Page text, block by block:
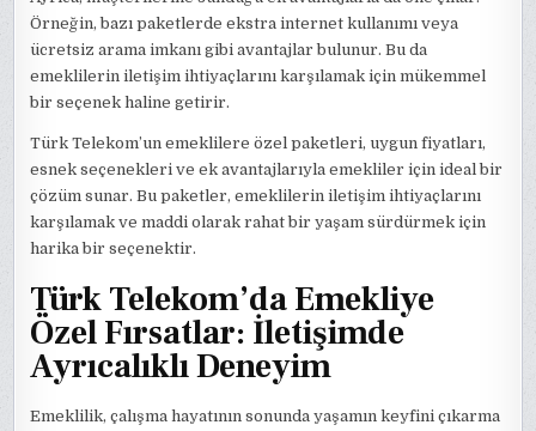
Örneğin, bazı paketlerde ekstra internet kullanımı veya
ücretsiz arama imkanı gibi avantajlar bulunur. Bu da
emeklilerin iletişim ihtiyaçlarını karşılamak için mükemmel
bir seçenek haline getirir.
Türk Telekom’un emeklilere özel paketleri, uygun fiyatları,
esnek seçenekleri ve ek avantajlarıyla emekliler için ideal bir
çözüm sunar. Bu paketler, emeklilerin iletişim ihtiyaçlarını
karşılamak ve maddi olarak rahat bir yaşam sürdürmek için
harika bir seçenektir.
Türk Telekom’da Emekliye
Özel Fırsatlar: İletişimde
Ayrıcalıklı Deneyim
Emeklilik, çalışma hayatının sonunda yaşamın keyfini çıkarma